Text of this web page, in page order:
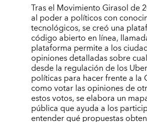
Tras el Movimiento Girasol de
al poder a políticos con
tecnológicos, se creó una
código abierto en línea,
plataforma permite a los
opiniones detalladas sobre
desde la regulación de los
políticas para hacer frente a la
como votar las opiniones de
estos votos, se elabora un
pública que ayuda a los
entender qué propuestas